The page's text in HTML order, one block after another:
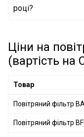
році?
Ціни на
(вартість на
Товар
Повітряний фільтр
Повітряний фільтр